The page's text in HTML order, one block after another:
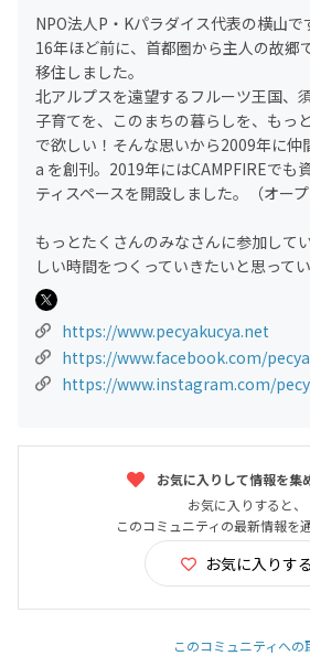
NPO法人P・Kパラダイス代表の横山で
16年ほど前に、首都圏から主人の故郷
移住しました。
北アルプスを遠望するフルーツ王国、
子育てを、このまちの暮らしを、もっ
で欲しい！そんな思いから2009年に仲
a を創刊。2019年にはCAMPFIREでも
ティスペースを開設しました。（オープ
もっとたくさんのみなさんに参加して
しい時間をつくっていきたいと思って
https://www.pecyakucya.net
https://www.facebook.com/
https://www.instagram.com/
お気に入りして情報を集
お気に入りすると、
このコミュニティの最新情報を
お気に入りする
このコミュニティへ